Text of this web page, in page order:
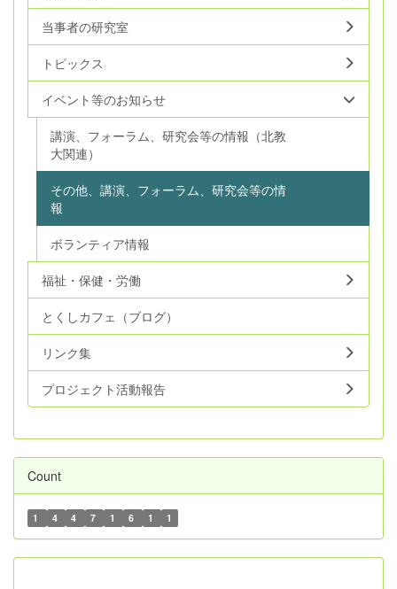
当事者の研究室
トピックス
イベント等のお知らせ
講演、フォーラム、研究会等の情報（北教
大関連）
その他、講演、フォーラム、研究会等の情
報
ボランティア情報
福祉・保健・労働
とくしカフェ（ブログ）
リンク集
プロジェクト活動報告
Count
1 4 4 7 1 6 1 1